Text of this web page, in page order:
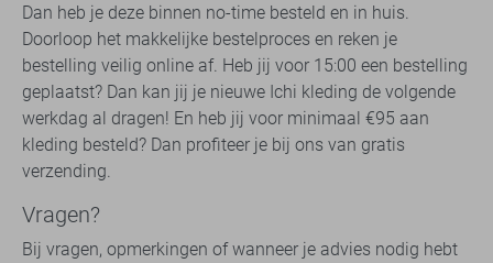
Dan heb je deze binnen no-time besteld en in huis.
Doorloop het makkelijke bestelproces en reken je
bestelling veilig online af. Heb jij voor 15:00 een bestelling
geplaatst? Dan kan jij je nieuwe Ichi kleding de volgende
werkdag al dragen! En heb jij voor minimaal €95 aan
kleding besteld? Dan profiteer je bij ons van gratis
verzending.
Vragen?
Bij vragen, opmerkingen of wanneer je advies nodig hebt